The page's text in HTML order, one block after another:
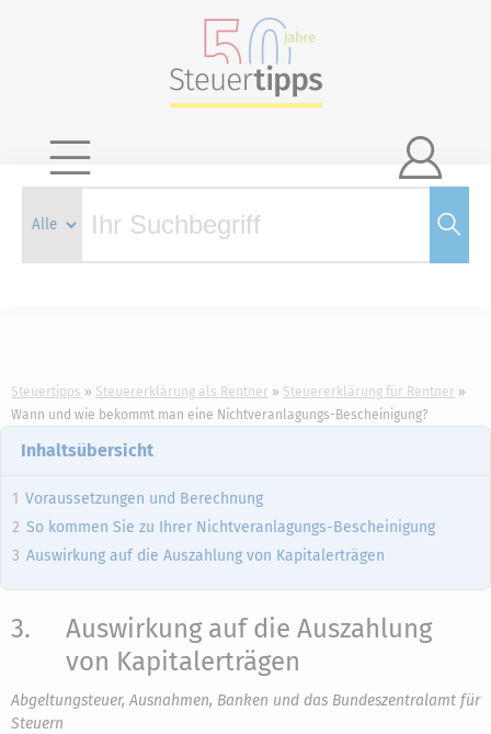

Steuertipps Steuererklärung als Rentner
Steuererklärung für Rentner
Wann und wie bekommt man eine Nichtveranlagungs-Bescheinigung?
Inhaltsübersicht
Voraussetzungen und Berechnung
So kommen Sie zu Ihrer Nichtveranlagungs-Bescheinigung
Auswirkung auf die Auszahlung von Kapitalerträgen
3.
Auswirkung auf die Auszahlung
von Kapitalerträgen
Abgeltungsteuer, Ausnahmen, Banken und das Bundeszentralamt für
Steuern